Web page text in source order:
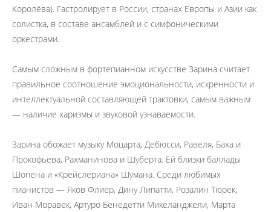
Королёва). Гастролирует в России, странах Европы и Азии как
солистка, в составе ансамблей и с симфоническими
оркестрами.
Самым сложным в фортепианном искусстве Зарина считает
правильное соотношение эмоциональности, искренности и
интеллектуальной составляющей трактовки, самым важным
— наличие харизмы и звуковой узнаваемости.
Зарина обожает музыку Моцарта, Дебюсси, Равеля, Баха и
Прокофьева, Рахманинова и Шуберта. Ей близки баллады
Шопена и «Крейслериана» Шумана. Среди любимых
пианистов — Яков Флиер, Дину Липатти, Розалин Тюрек,
Иван Моравек, Артуро Бенедетти Микеланджели, Марта